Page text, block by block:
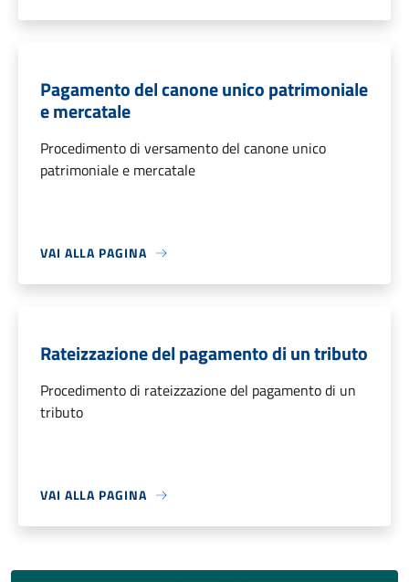
Pagamento del canone unico patrimoniale
e mercatale
Procedimento di versamento del canone unico
patrimoniale e mercatale
VAI ALLA PAGINA
Rateizzazione del pagamento di un tributo
Procedimento di rateizzazione del pagamento di un
tributo
VAI ALLA PAGINA